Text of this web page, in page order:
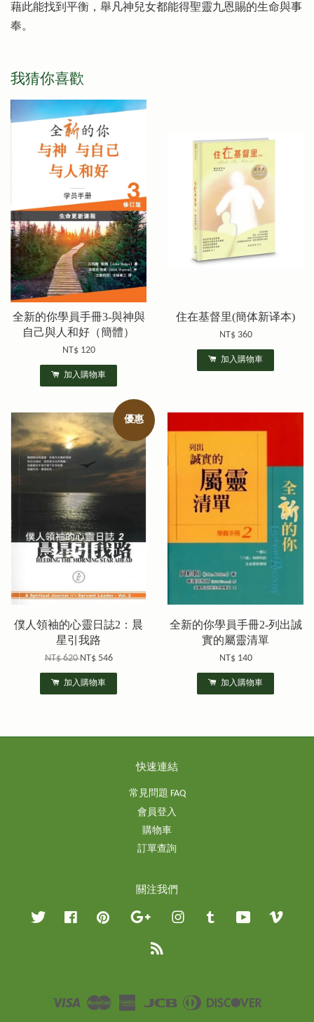
藉此能找到平衡，舉凡神兒女都能得聖靈九恩賜的生命與事
奉。
我猜你喜歡
全新的你學員手冊3-與神與
自己與人和好（簡體）
NT$ 120
加入購物車
住在基督里(簡体新译本)
NT$ 360
加入購物車
優惠
僕人領袖的心靈日誌2：晨
星引我路
NT$ 620NT$ 546
加入購物車
全新的你學員手冊2-列出誠
實的屬靈清單
NT$ 140
加入購物車
快速連結
常見問題 FAQ
會員登入
購物車
訂單查詢
關注我們
Twitter Facebook Pinterest Google InstagramTumblr YouTube
Visa Master
American
JCB
Diners